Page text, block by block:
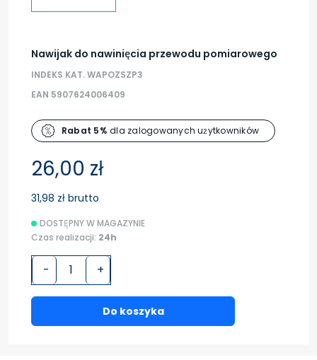
Nawijak do nawinięcia przewodu pomiarowego
INDEKS KAT. WAPOZSZP3
EAN 5907624006409
Rabat 5% dla zalogowanych użytkowników
26,00 zł
31,98 zł brutto
DOSTĘPNY W MAGAZYNIE
Czas realizacji: 24h
- +
Do koszyka